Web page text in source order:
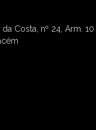
Costa, nº 24, Arm.